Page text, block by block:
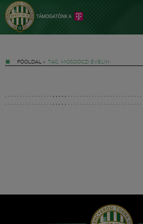
FŐOLDAL » TAG: MOSDÓCZI EVELIN
Hírek